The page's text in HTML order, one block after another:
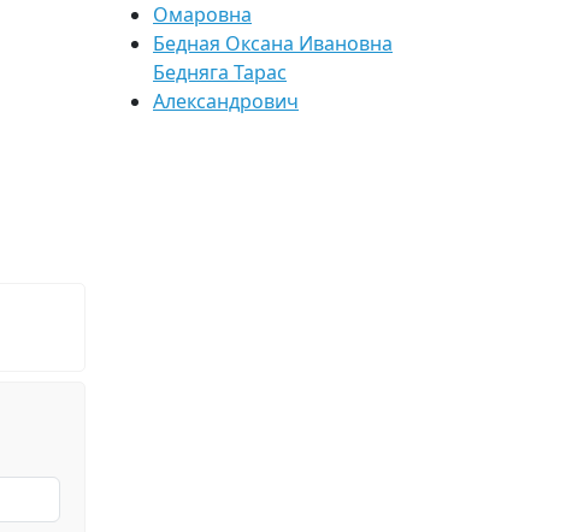
Омаровна
Бедная Оксана Ивановна
Бедняга Тарас
Александрович